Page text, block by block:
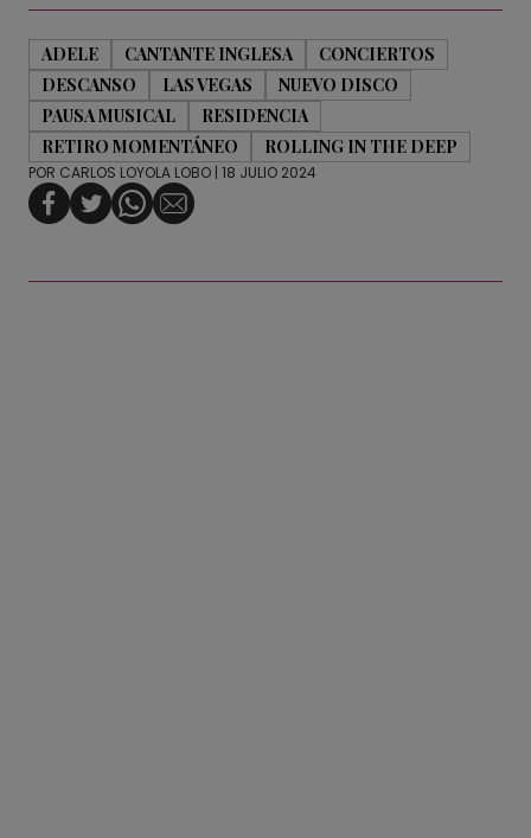
ADELE CANTANTE INGLESA
CONCIERTOS
DESCANSO
LAS VEGAS
NUEVO DISCO
PAUSA MUSICAL
RESIDENCIA
RETIRO MOMENTÁNEO
ROLLING IN THE DEEP
POR CARLOS LOYOLA LOBO | 18 JULIO 2024